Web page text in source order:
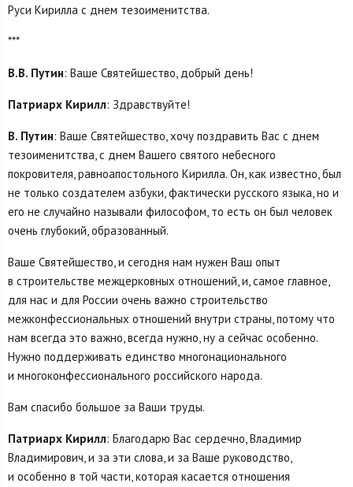
Руси Кирилла с днем тезоименитства.
***
В.В. Путин: Ваше Святейшество, добрый день!
Патриарх Кирилл: Здравствуйте!
В. Путин: Ваше Святейшество, хочу поздравить Вас с днем
тезоименитства, с днем Вашего святого небесного
покровителя, равноапостольного Кирилла. Он, как известно, был
не только создателем азбуки, фактически русского языка, но и
его не случайно называли философом, то есть он был человек
очень глубокий, образованный.
Ваше Святейшество, и сегодня нам нужен Ваш опыт
в строительстве межцерковных отношений, и, самое главное,
для нас и для России очень важно строительство
межконфессиональных отношений внутри страны, потому что
нам всегда это важно, всегда нужно, ну а сейчас особенно.
Нужно поддерживать единство многонационального
и многоконфессионального российского народа.
Вам спасибо большое за Ваши труды.
Патриарх Кирилл: Благодарю Вас сердечно, Владимир
Владимирович, и за эти слова, и за Ваше руководство,
и особенно в той части, которая касается отношения